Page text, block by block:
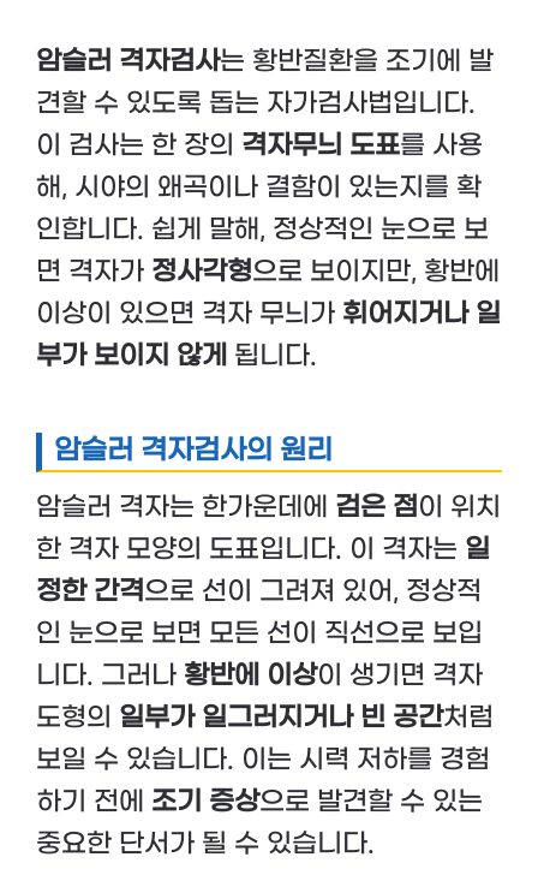
암슬러 격자검사는 황반질환을 조기에 발
견할 수 있도록 돕는 자가검사법입니다.
이 검사는 한 장의 격자무늬 도표를 사용
해, 시야의 왜곡이나 결함이 있는지를 확
인합니다. 쉽게 말해, 정상적인 눈으로 보
면 격자가 정사각형으로 보이지만, 황반에
이상이 있으면 격자 무늬가 휘어지거나 일
부가 보이지 않게 됩니다.
암슬러 격자검사의 원리
암슬러 격자는 한가운데에 검은 점 이 위치
한 격자 모양의 도표입니다. 이 격자는 일
정한 간격으로 선이 그려져 있어, 정상적
인 눈으로 보면 모든 선이 직선으로 보입
니다. 그러나 황반에 이상이 생기면 격자
도형의 일부가 일그러지거나 빈 공간처럼
보일 수 있습니다. 이는 시력 저하를 경험
하기 전에 조기 증상으로 발견할 수 있는
중요한 단서가 될 수 있습니다.